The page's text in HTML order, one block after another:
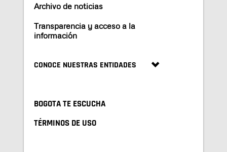
Archivo de noticias
Transparencia y acceso a la
información
CONOCE NUESTRAS ENTIDADES
BOGOTA TE ESCUCHA
TÉRMINOS DE USO